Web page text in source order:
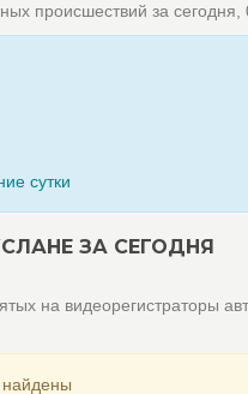
происшествий за сегодня,
сутки
ЗА СЕГОДНЯ
на видеорегистраторы